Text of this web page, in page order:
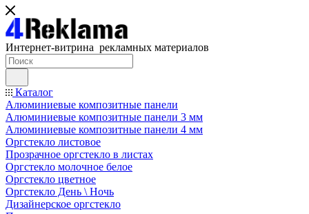
Интернет-витрина рекламных материалов
Каталог
Алюминиевые композитные панели
Алюминиевые композитные панели 3 мм
Алюминиевые композитные панели 4 мм
Оргстекло листовое
Прозрачное оргстекло в листах
Оргстекло молочное белое
Оргстекло цветное
Оргстекло День \ Ночь
Дизайнерское оргстекло